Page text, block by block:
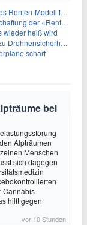
für Schwerarbeiter
der «Rente mit 63»
wieder heiß wird
forschen
scharf
bei
Alpträumen
Menschen
sich dagegen
Cannabis-
hilft gegen
vor 10 Stunden